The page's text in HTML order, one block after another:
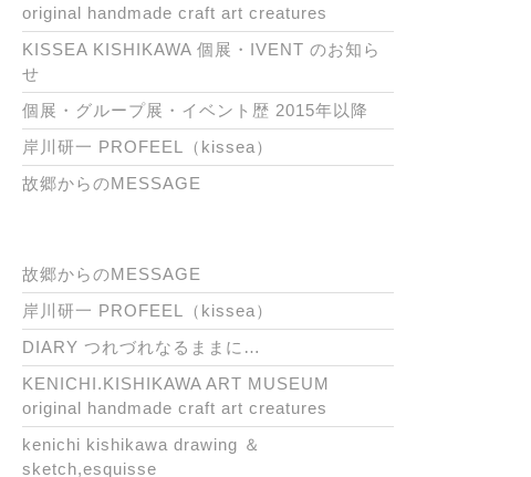
original handmade craft art creatures
KISSEA KISHIKAWA 個展・IVENT のお知ら
せ
個展・グループ展・イベント歴 2015年以降
岸川研一 PROFEEL（kissea）
故郷からのMESSAGE
故郷からのMESSAGE
岸川研一 PROFEEL（kissea）
DIARY つれづれなるままに…
KENICHI.KISHIKAWA ART MUSEUM
original handmade craft art creatures
kenichi kishikawa drawing ＆
sketch,esquisse